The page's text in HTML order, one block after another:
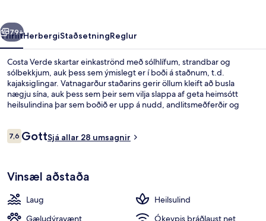
Næsta
79+
YfirlitHerbergiStaðsetningReglur
Costa Verde skartar einkaströnd með sólhlífum, strandbar og
sólbekkjum, auk þess sem ýmislegt er í boði á staðnum, t.d.
kajaksiglingar. Vatnagarður staðarins gerir öllum kleift að busla
nægju sína, auk þess sem þeir sem vilja slappa af geta heimsótt
heilsulindina þar sem boðið er upp á nudd, andlitsmeðferðir og
höfð og er boðið upp á hádegisverð. Ókeypis barnaklúbbur, bar við
Umsagnir
7,67,6 af 10
GottSjá allar 28 umsagnir
Vinsæl aðstaða
Laug
Heilsulind
Gæludýravænt
Ókeypis þráðlaust net